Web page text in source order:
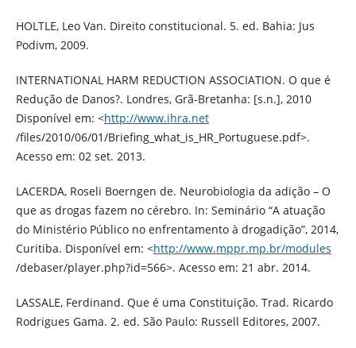
HOLTLE, Leo Van. Direito constitucional. 5. ed. Bahia: Jus
Podivm, 2009.
INTERNATIONAL HARM REDUCTION ASSOCIATION. O que é
Redução de Danos?. Londres, Grã-Bretanha: [s.n.], 2010
Disponível em: <http://www.ihra.net
/files/2010/06/01/Briefing_what_is_HR_Portuguese.pdf>.
Acesso em: 02 set. 2013.
LACERDA, Roseli Boerngen de. Neurobiologia da adição – O
que as drogas fazem no cérebro. In: Seminário “A atuação
do Ministério Público no enfrentamento à drogadição”, 2014,
Curitiba. Disponível em: <http://www.mppr.mp.br/modules
/debaser/player.php?id=566>. Acesso em: 21 abr. 2014.
LASSALE, Ferdinand. Que é uma Constituição. Trad. Ricardo
Rodrigues Gama. 2. ed. São Paulo: Russell Editores, 2007.